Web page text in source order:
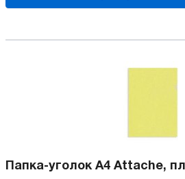
Папка-уголок А4 Attache,